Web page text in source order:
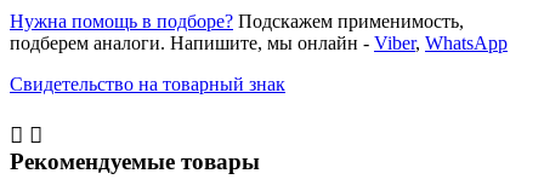
Нужна помощь в подборе? Подскажем применимость,
подберем аналоги. Напишите, мы онлайн - Viber, WhatsApp
Свидетельство на товарный знак
 
Рекомендуемые товары